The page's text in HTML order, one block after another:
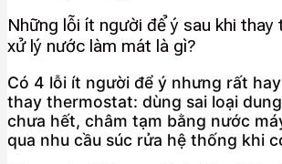
Những lỗi ít người để ý sau khi
xử lý nước làm mát là gì?
Có 4 lỗi ít người để ý nhưng rất
thay thermostat: dùng sai loại
chưa hết, châm tạm bằng nước
qua nhu cầu súc rửa hệ thống khi